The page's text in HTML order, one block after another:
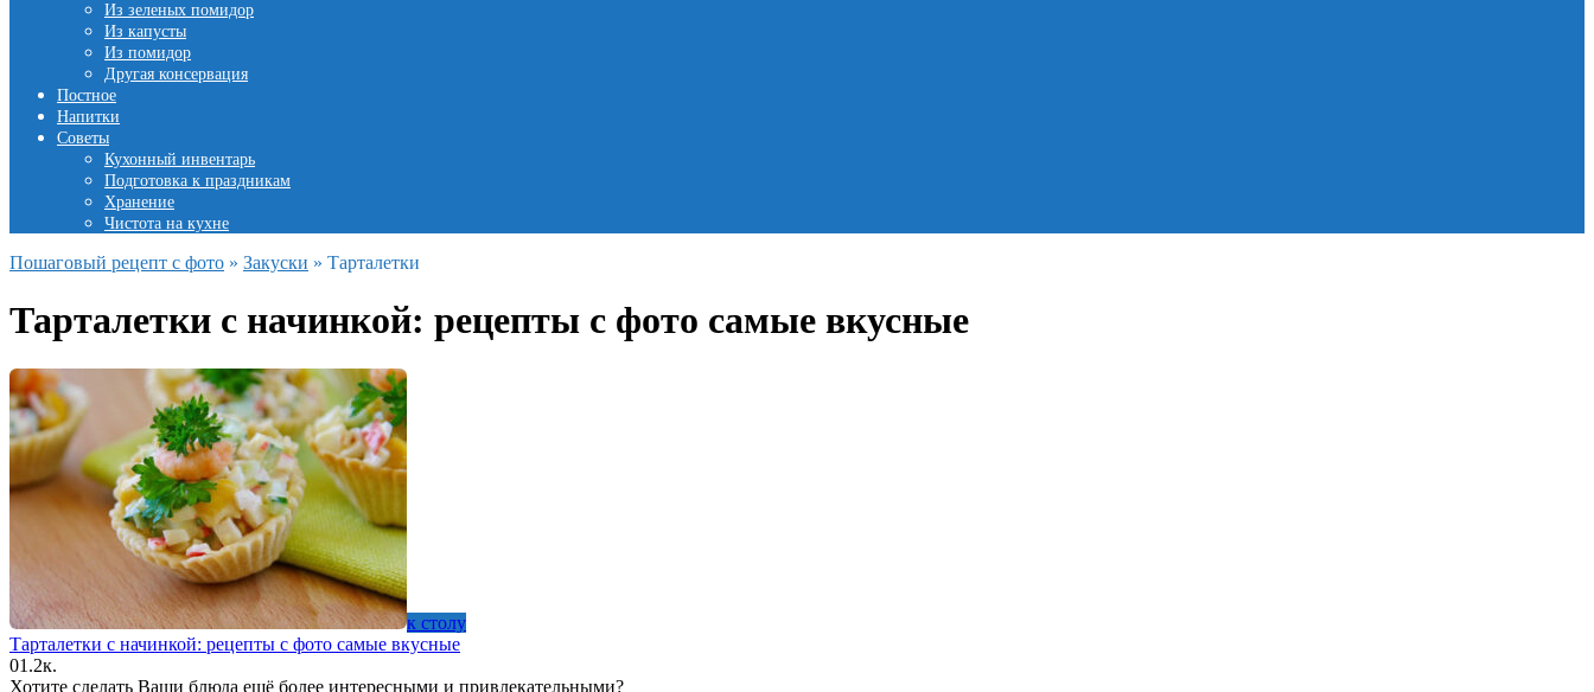
Из зеленых помидор
Из капусты
Из помидор
Другая консервация
Постное
Напитки
Советы
Кухонный инвентарь
Подготовка к праздникам
Хранение
Чистота на кухне
Пошаговый рецепт с фото » Закуски » Тарталетки
Тарталетки с начинкой: рецепты с фото самые вкусные
к столу
Тарталетки с начинкой: рецепты с фото самые вкусные
01.2к.
Хотите сделать Ваши блюда ещё более интересными и привлекательными?